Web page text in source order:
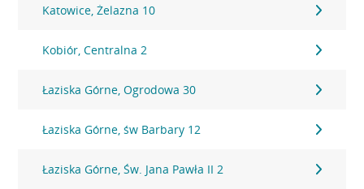
Katowice, Żelazna 10
Kobiór, Centralna 2
Łaziska Górne, Ogrodowa 30
Łaziska Górne, św Barbary 12
Łaziska Górne, Św. Jana Pawła II 2